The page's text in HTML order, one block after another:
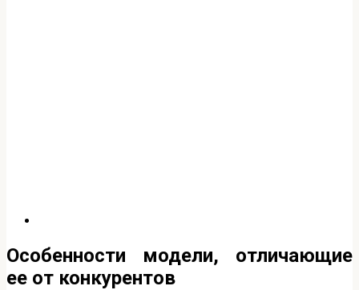
Особенности модели, отличающие
ее от конкурентов